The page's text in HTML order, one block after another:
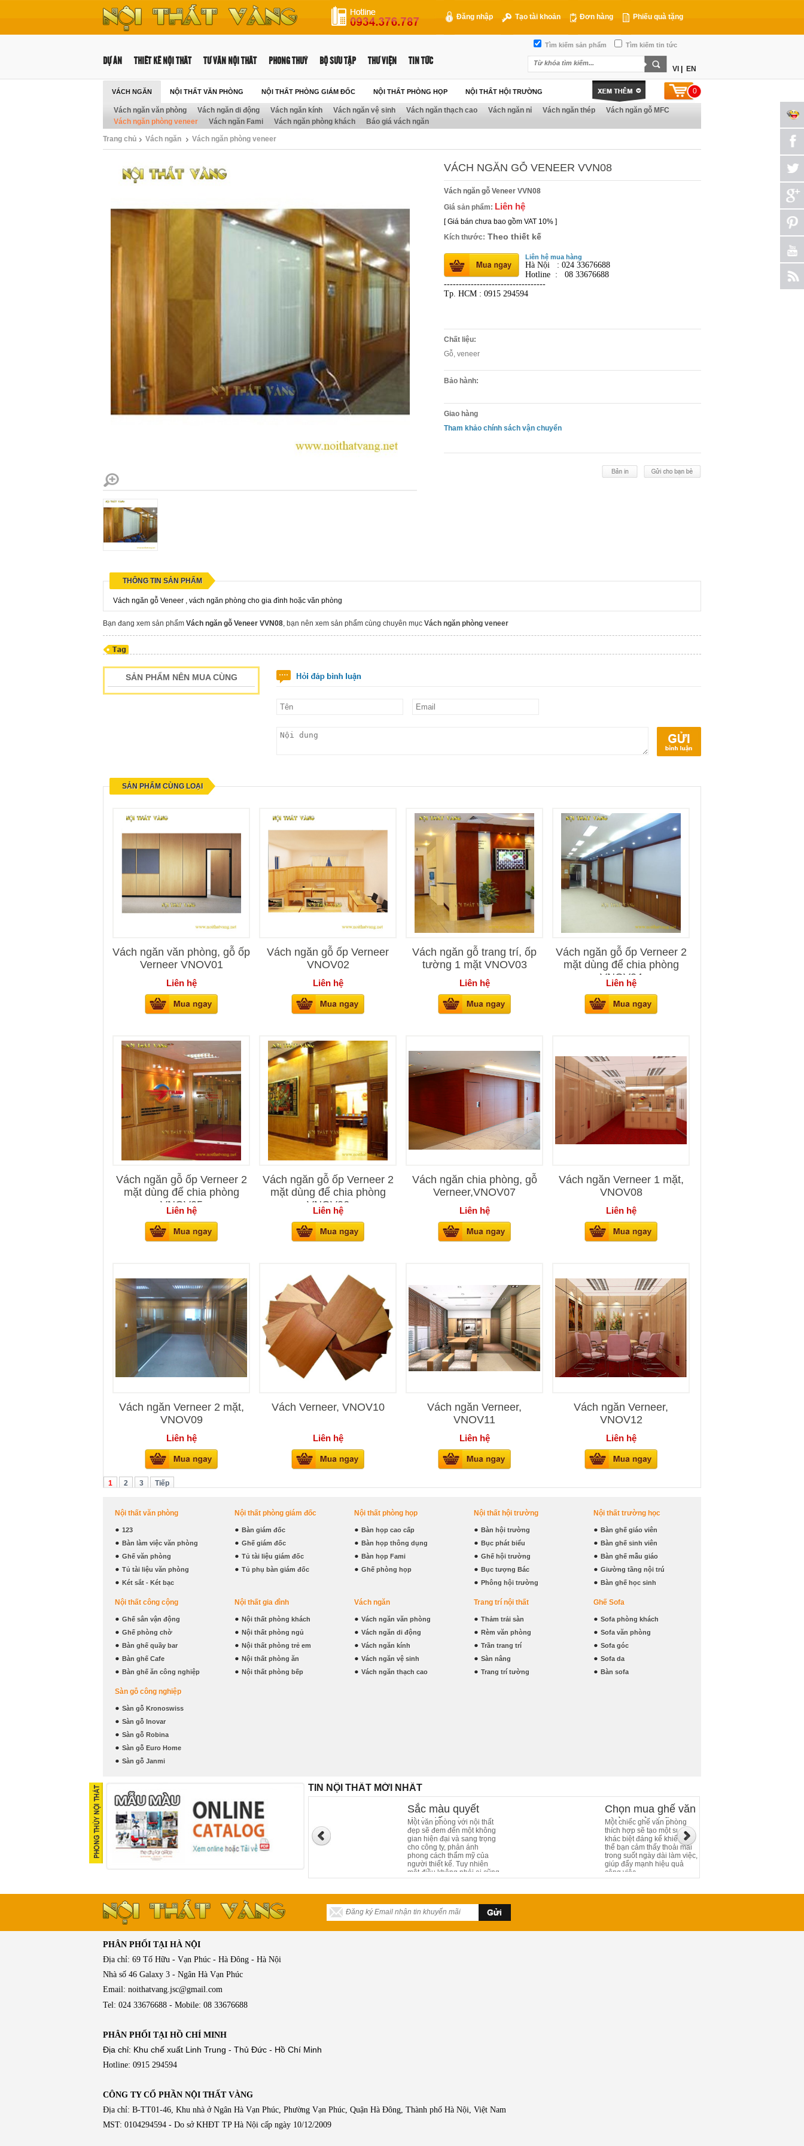
Đăng nhập Tạo tài khoản Đơn hàng Phiếu quà tặng
Tìm kiếm sản phẩm Tìm kiếm tin tức
DỰ ÁN THIẾT KẾ NỘI THẤT TƯ VẤN NỘI THẤT PHONG THUỶ BỘ SƯU TẬP THƯ VIỆN TIN TỨC
VI EN
VÁCH NGĂN NỘI THẤT VĂN PHÒNG NỘI THẤT PHÒNG GIÁM ĐỐC NỘI THẤT PHÒNG HỌP NỘI THẤT HỘI TRƯỜNG
NỘI THẤT TRƯỜNG HỌC
0
Vách ngăn văn phòng Vách ngăn di động Vách ngăn kính Vách ngăn vệ sinh Vách ngăn thạch cao Vách ngăn nỉ Vách ngăn thép
Vách ngăn gỗ MFC
Vách ngăn phòng veneer
Vách ngăn Fami Vách ngăn phòng khách Báo giá vách ngăn
Trang chủ Vách ngăn Vách ngăn phòng veneer
VÁCH NGĂN GỖ VENEER VVN08
Vách ngăn gỗ Veneer VVN08
Giá sản phẩm: Liên hệ
[ Giá bán chưa bao gồm VAT 10% ]
Kích thước: Theo thiết kế
Liên hệ mua hàng
Hà Nội : 024 33676688
Hotline : 08 33676688
----------------------------------
Tp. HCM : 0915 294594
Chất liệu:
Gỗ, veneer
Bảo hành:
Giao hàng
Tham khảo chính sách vận chuyển
THÔNG TIN SẢN PHẨM
Vách ngăn gỗ Veneer , vách ngăn phòng cho gia đình hoặc văn phòng
Bạn đang xem sản phẩm Vách ngăn gỗ Veneer VVN08, bạn nên xem sản phẩm cùng chuyên mục Vách ngăn phòng veneer
SẢN PHẨM NÊN MUA CÙNG
SẢN PHẨM CÙNG LOẠI
Vách ngăn văn phòng, gỗ ốp
Verneer VNOV01
Liên hệ
Vách ngăn gỗ ốp Verneer
VNOV02
Liên hệ
Vách ngăn gỗ trang trí, ốp
tường 1 mặt VNOV03
Liên hệ
Vách ngăn gỗ ốp Verneer 2
mặt dùng để chia phòng
VNOV04
Liên hệ
Vách ngăn gỗ ốp Verneer 2
mặt dùng để chia phòng
VNOV05
Liên hệ
Vách ngăn gỗ ốp Verneer 2
mặt dùng để chia phòng
VNOV06
Liên hệ
Vách ngăn chia phòng, gỗ
Verneer,VNOV07
Liên hệ
Vách ngăn Verneer 1 mặt,
VNOV08
Liên hệ
Vách ngăn Verneer 2 mặt,
VNOV09
Liên hệ
Vách Verneer, VNOV10
Liên hệ
Vách ngăn Verneer,
VNOV11
Liên hệ
Vách ngăn Verneer,
VNOV12
Liên hệ
1 2 3 Tiếp
Nội thất văn phòng
123
Bàn làm việc văn phòng
Ghế văn phòng
Tủ tài liệu văn phòng
Két sắt - Két bạc
Nội thất phòng giám đốc
Bàn giám đốc
Ghế giám đốc
Tủ tài liệu giám đốc
Tủ phụ bàn giám đốc
Nội thất phòng họp
Bàn họp cao cấp
Bàn họp thông dụng
Bàn họp Fami
Ghế phòng họp
Nội thất hội trường
Bàn hội trường
Bục phát biểu
Ghế hội trường
Bục tượng Bác
Phông hội trường
Nội thất trường học
Bàn ghế giáo viên
Bàn ghế sinh viên
Bàn ghế mẫu giáo
Giường tầng nội trú
Bàn ghế học sinh
Nội thất công cộng
Ghế sân vận động
Ghế phòng chờ
Bàn ghế quầy bar
Bàn ghế Cafe
Bàn ghế ăn công nghiệp
Nội thất gia đình
Nội thất phòng khách
Nội thất phòng ngủ
Nội thất phòng trẻ em
Nội thất phòng ăn
Nội thất phòng bếp
Vách ngăn
Vách ngăn văn phòng
Vách ngăn di động
Vách ngăn kính
Vách ngăn vệ sinh
Vách ngăn thạch cao
Trang trí nội thất
Thảm trải sàn
Rèm văn phòng
Trần trang trí
Sàn nâng
Trang trí tường
Ghế Sofa
Sofa phòng khách
Sofa văn phòng
Sofa góc
Sofa da
Bàn sofa
Sàn gỗ công nghiệp
Sàn gỗ Kronoswiss
Sàn gỗ Inovar
Sàn gỗ Robina
Sàn gỗ Euro Home
Sàn gỗ Janmi
TIN NỘI THẤT MỚI NHẤT
Sắc màu quyết
định đến phong
cách nội thất của
văn phòng làm việc
Một văn phòng với nội thất
đẹp sẽ đem đến một không
gian hiện đại và sang trọng
cho công ty, phản ánh
phong cách thẩm mỹ của
người thiết kế. Tuy nhiên
một điều không phải ai cũng
biết, sắc màu của nội thất
trúc, giúp tạo ấn tượng
mạnh đối với khách hàng
khi đến với mỗi công ty.
Chọn mua ghế văn
phòng và những
điều cần chú ý
Một chiếc ghế văn phòng
thích hợp sẽ tạo một sự
khác biệt đáng kể khiến cơ
thể bạn cảm thấy thoải mái
trong suốt ngày dài làm việc,
giúp đẩy mạnh hiệu quả
công việc.
PHÂN PHỐI TẠI HÀ NỘI
Địa chỉ: 69 Tố Hữu - Vạn Phúc - Hà Đông - Hà Nội
Nhà số 46 Galaxy 3 - Ngân Hà Vạn Phúc
Email: noithatvang.jsc@gmail.com
Tel: 024 33676688 - Mobile: 08 33676688
PHÂN PHỐI TẠI HỒ CHÍ MINH
Địa chỉ: Khu chế xuất Linh Trung - Thủ Đức - Hồ Chí Minh
Hotline: 0915 294594
CÔNG TY CỔ PHẦN NỘI THẤT VÀNG
Địa chỉ: B-TT01-46, Khu nhà ở Ngân Hà Vạn Phúc, Phường Vạn Phúc, Quận Hà Đông, Thành phố Hà Nội, Việt Nam
MST: 0104294594 - Do sở KHĐT TP Hà Nội cấp ngày 10/12/2009